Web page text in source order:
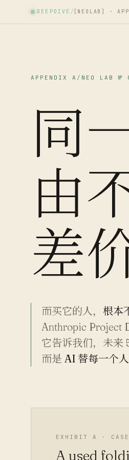
DEEPDIVE / [NEOLAB] ·
APPENDIX A / NEO LAB №
同
由
差
而买它的人， 根本
Anthropic Project
它告诉我们，未来
而是 AI 替每一个
EXHIBIT A ·
A used